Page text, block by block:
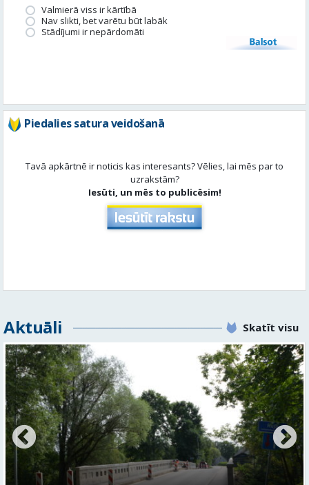
Valmierā viss ir kārtībā
Nav slikti, bet varētu būt labāk
Stādījumi ir nepārdomāti
Balsot
Piedalies satura veidošanā
Tavā apkārtnē ir noticis kas interesants? Vēlies, lai mēs par to
uzrakstām?
Iesūti, un mēs to publicēsim!
Aktuāli Skatīt visu